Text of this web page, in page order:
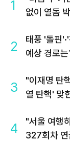
1
없이 열돔
2
태풍 '돌핀
예상 경로
3
"이재명 탄
열 탄핵' 맞
4
"서울 여행
327회차